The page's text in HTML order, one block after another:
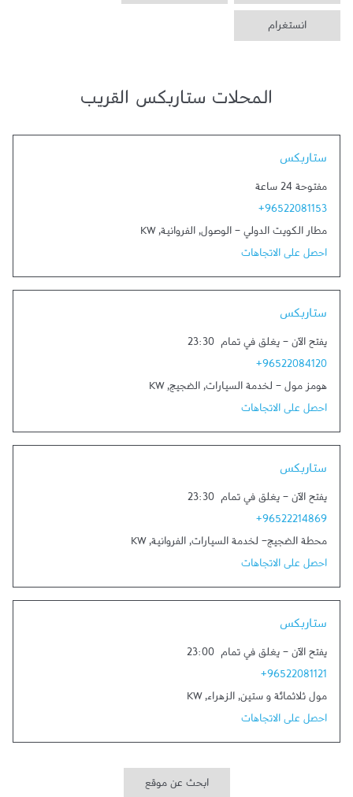
انستغرام
المحلات ستاربكس القريب
ستاربكس
مفتوحة 24 ساعة
+96522081153
مطار الكويت الدولي - الوصول, الفروانية,
KW
احصل على الاتجاهات
ستاربكس
يفتح الآن - يغلق في تمام 23:30
+96522084120
هومز مول - لخدمة السيارات, الضجيج,
KW
احصل على الاتجاهات
ستاربكس
يفتح الآن - يغلق في تمام 23:30
+96522214869
محطة الضجيج- لخدمة السيارات, الفروانية,
KW
احصل على الاتجاهات
ستاربكس
يفتح الآن - يغلق في تمام 23:00
+96522081121
مول ثلاثمائة و ستين, الزهراء,
KW
احصل على الاتجاهات
ابحث عن موقع